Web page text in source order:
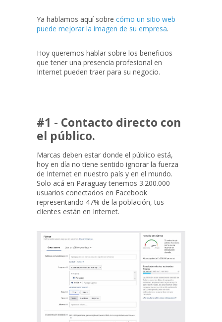
Ya hablamos aquí sobre cómo un sitio web
puede mejorar la imagen de su empresa.
Hoy queremos hablar sobre los beneficios
que tener una presencia profesional en
Internet pueden traer para su negocio.
#1 - Contacto directo con
el público.
Marcas deben estar donde el público está,
hoy en día no tiene sentido ignorar la fuerza
de Internet en nuestro país y en el mundo.
Solo acá en Paraguay tenemos 3.200.000
usuarios conectados en Facebook
representando 47% de la población, tus
clientes están en Internet.